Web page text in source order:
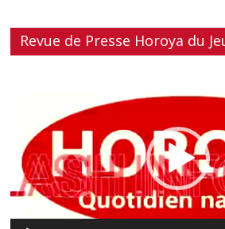
Revue de Presse Horoya du